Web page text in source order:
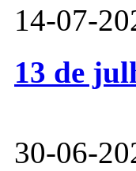
14-07-
13 de
30-06-